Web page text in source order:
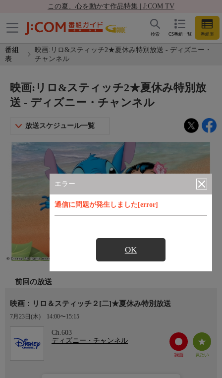
この夏、心を動かす作品特集 | J:COM TV
CS番組一覧 番組表
検索
番組
表
映画:リロ&スティッチ2★夏休み特別放送 - ディズニー・
チャンネル
エラー
通信に問題が発生しました[error]
OK
映画:リロ&スティッチ2★夏休み特別放
送 - ディズニー・チャンネル
放送スケジュール一覧
前回の放送
映画：リロ＆スティッチ２[二]★夏休み特別放送
7月23日(木) 14:00〜15:15
Ch.603
ディズニー・チャンネル